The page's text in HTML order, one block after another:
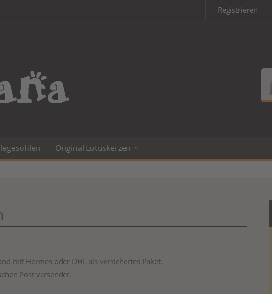
Registrieren
Original Lotuskerzen
mit Hermes oder DHL als versichertes Paket.
Post versendet.